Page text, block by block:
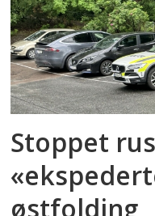
Stoppet
østfolding